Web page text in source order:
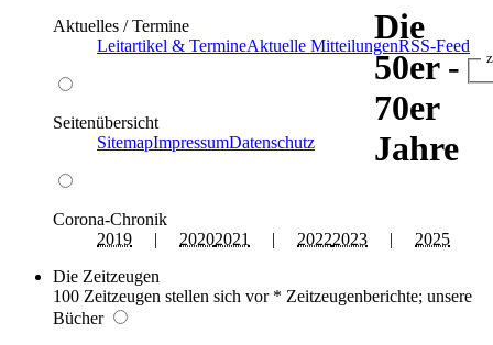
Aktuelles / Termine
Leitartikel & TermineAktuelle MitteilungenRSS-Feed
Seitenübersicht
SitemapImpressumDatenschutz
Corona-Chronik
2019 | 20202021 | 20222023 | 2025
Die Zeitzeugen
100 Zeitzeugen stellen sich vor * Zeitzeugenberichte; unsere
Bücher
Die
50er -
70er
Jahre